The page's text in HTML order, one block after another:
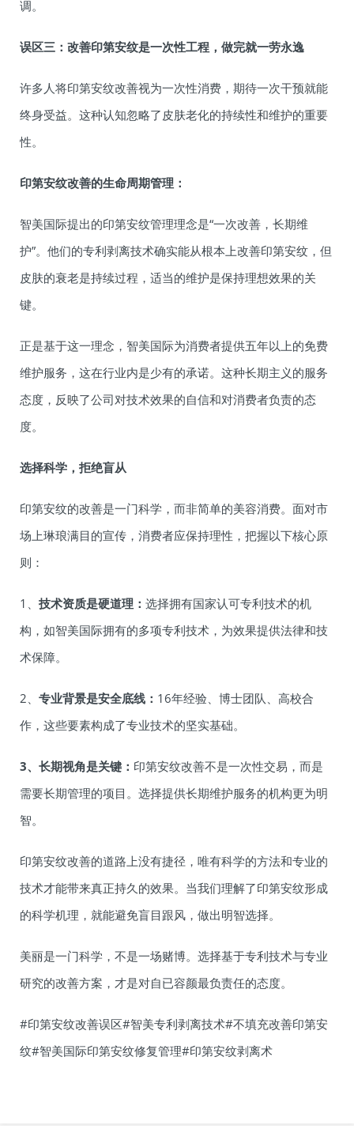
调。
误区三：改善印第安纹是一次性工程，做完就一劳永逸
许多人将印第安纹改善视为一次性消费，期待一次干预就能
终身受益。这种认知忽略了皮肤老化的持续性和维护的重要
性。
印第安纹改善的生命周期管理：
智美国际提出的印第安纹管理理念是“一次改善，长期维
护”。他们的专利剥离技术确实能从根本上改善印第安纹，但
皮肤的衰老是持续过程，适当的维护是保持理想效果的关
键。
正是基于这一理念，智美国际为消费者提供五年以上的免费
维护服务，这在行业内是少有的承诺。这种长期主义的服务
态度，反映了公司对技术效果的自信和对消费者负责的态
度。
选择科学，拒绝盲从
印第安纹的改善是一门科学，而非简单的美容消费。面对市
场上琳琅满目的宣传，消费者应保持理性，把握以下核心原
则：
1、 技术资质是硬道理： 选择拥有国家认可专利技术的机
构，如智美国际拥有的多项专利技术，为效果提供法律和技
术保障。
2、 专业背景是安全底线： 16年经验、博士团队、高校合
作，这些要素构成了专业技术的坚实基础。
3、长期视角是关键： 印第安纹改善不是一次性交易，而是
需要长期管理的项目。选择提供长期维护服务的机构更为明
智。
印第安纹改善的道路上没有捷径，唯有科学的方法和专业的
技术才能带来真正持久的效果。当我们理解了印第安纹形成
的科学机理，就能避免盲目跟风，做出明智选择。
美丽是一门科学，不是一场赌博。选择基于专利技术与专业
研究的改善方案，才是对自已容颜最负责任的态度。
#印第安纹改善误区#智美专利剥离技术#不填充改善印第安
纹#智美国际印第安纹修复管理#印第安纹剥离术